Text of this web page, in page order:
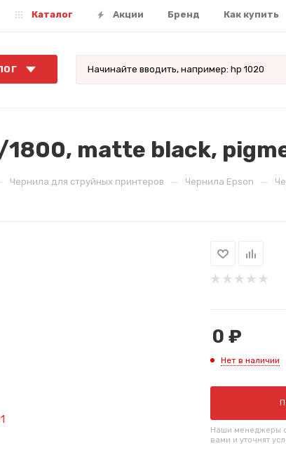
Каталог Акции Бренд Как купить
1800, matte black,
Чернила для струйных принтеров — Чернила Epson —
0 ₽
Нет в наличии
Наши менеджеры
вами и уточнят